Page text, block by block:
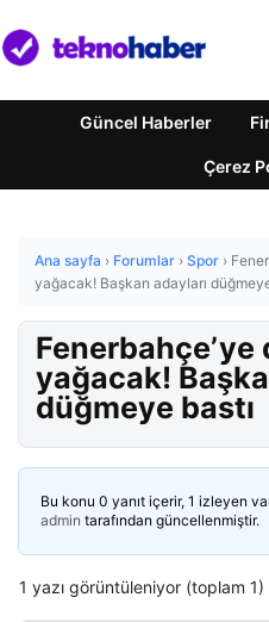
Güncel Haberler
Çerez
Ana sayfa › Forumlar › Spor ›
yağacak! Başkan adayları
Fenerbahçe’ye
yağacak!
düğmeye bastı
Bu konu 0 yanıt içerir, 1 izleyen
admin tarafından güncellenmiştir.
1 yazı görüntüleniyor (toplam 1)